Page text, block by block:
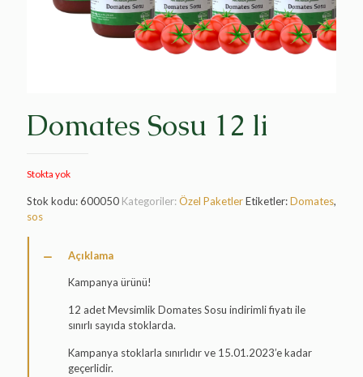
Domates Sosu 12 li
Stokta yok
Stok kodu:600050 Kategoriler:Özel PaketlerEtiketler:Domates,
sos
Açıklama
Kampanya ürünü!
12 adet Mevsimlik Domates Sosu indirimli fiyatı ile
sınırlı sayıda stoklarda.
Kampanya stoklarla sınırlıdır ve 15.01.2023’e kadar
geçerlidir.